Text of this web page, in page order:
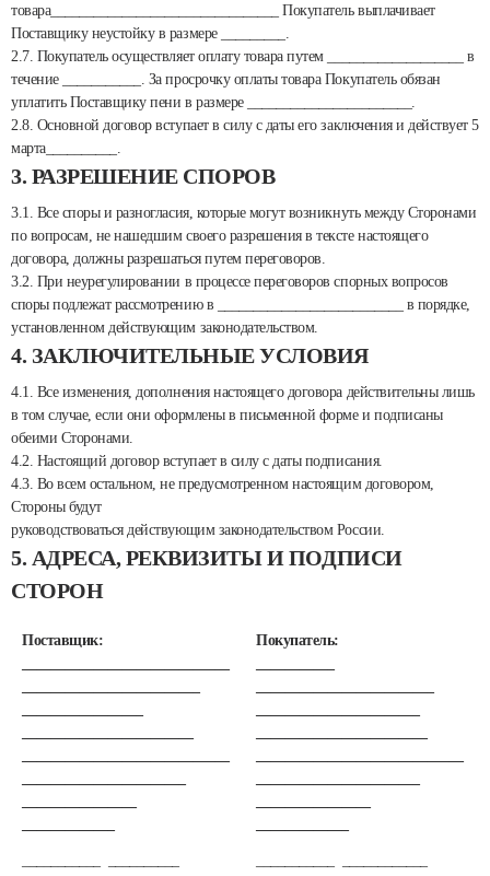
товара________________________________ Покупатель выплачивает
Поставщику неустойку в размере _________.
2.7. Покупатель осуществляет оплату товара путем ___________________ в
течение ___________. За просрочку оплаты товара Покупатель обязан
уплатить Поставщику пени в размере _______________________.
2.8. Основной договор вступает в силу с даты его заключения и действует 5
марта__________.
3. РАЗРЕШЕНИЕ СПОРОВ
3.1. Все споры и разногласия, которые могут возникнуть между Сторонами
по вопросам, не нашедшим своего разрешения в тексте настоящего
договора, должны разрешаться путем переговоров.
3.2. При неурегулировании в процессе переговоров спорных вопросов
споры подлежат рассмотрению в __________________________ в порядке,
установленном действующим законодательством.
4. ЗАКЛЮЧИТЕЛЬНЫЕ УСЛОВИЯ
4.1. Все изменения, дополнения настоящего договора действительны лишь
в том случае, если они оформлены в письменной форме и подписаны
обеими Сторонами.
4.2. Настоящий договор вступает в силу с даты подписания.
4.3. Во всем остальном, не предусмотренном настоящим договором,
Стороны будут
руководствоваться действующим законодательством России.
5. АДРЕСА, РЕКВИЗИТЫ И ПОДПИСИ
СТОРОН
Поставщик:
Покупатель: